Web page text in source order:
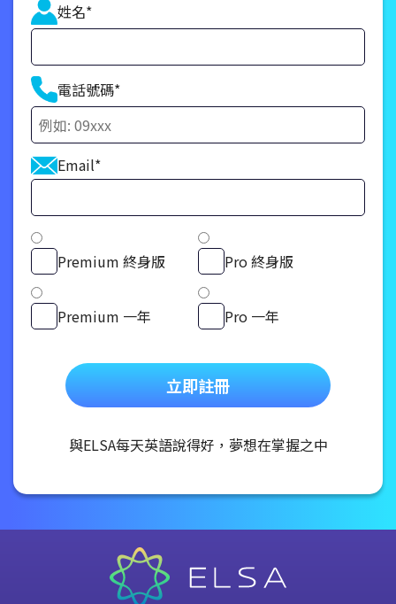
姓名*
電話號碼*
Email*
Premium 終身版 Pro 終身版
Premium 一年 Pro 一年
立即註冊
與ELSA每天英語說得好，夢想在掌握之中